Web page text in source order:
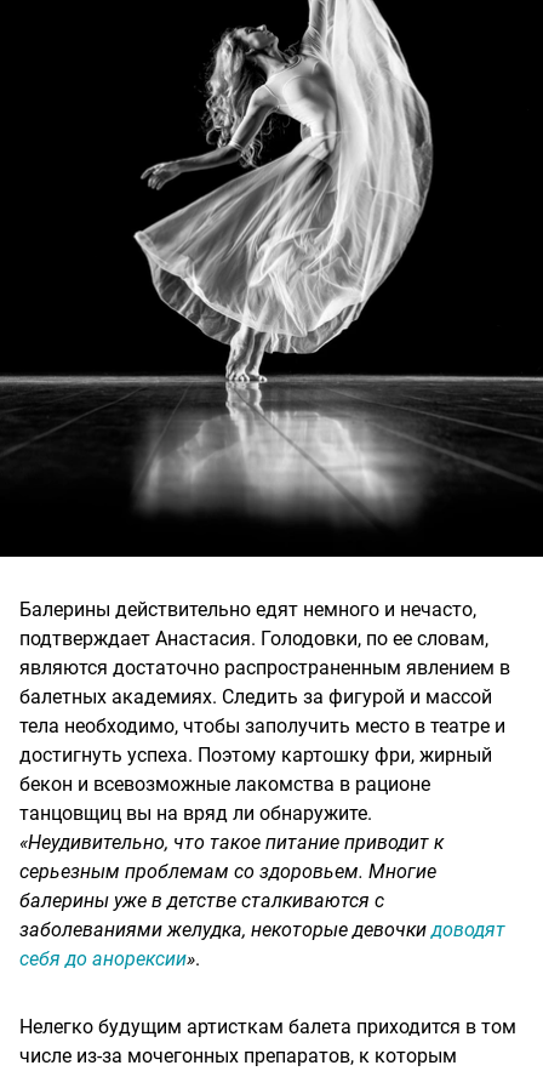
Балерины действительно едят немного и нечасто,
подтверждает Анастасия. Голодовки, по ее словам,
являются достаточно распространенным явлением в
балетных академиях. Следить за фигурой и массой
тела необходимо, чтобы заполучить место в театре и
достигнуть успеха. Поэтому картошку фри, жирный
бекон и всевозможные лакомства в рационе
танцовщиц вы на вряд ли обнаружите.
«Неудивительно, что такое питание приводит к
серьезным проблемам со здоровьем. Многие
балерины уже в детстве сталкиваются с
заболеваниями желудка, некоторые девочкидоводят
себя до анорексии».
Нелегко будущим артисткам балета приходится в том
числе из-за мочегонных препаратов, к которым